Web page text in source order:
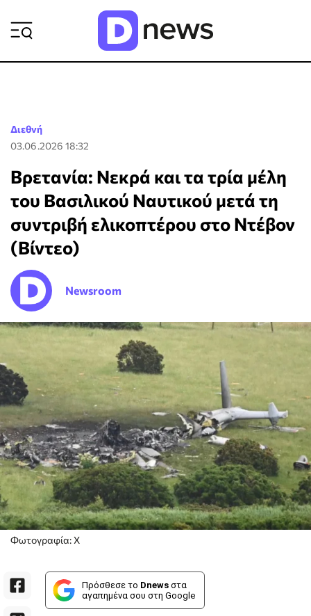
Διεθνή
03.06.2026 18:32
Βρετανία: Νεκρά και τα τρία μέλη
του Βασιλικού Ναυτικού μετά τη
συντριβή ελικοπτέρου στο Ντέβον
(Βίντεο)
Newsroom
Φωτογραφία: X
Πρόσθεσε το Dnews στα
αγαπημένα σου στη Google